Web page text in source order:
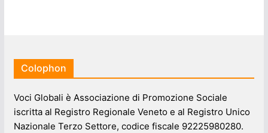
Colophon
Voci Globali è Associazione di Promozione Sociale
iscritta al Registro Regionale Veneto e al Registro Unico
Nazionale Terzo Settore, codice fiscale 92225980280.